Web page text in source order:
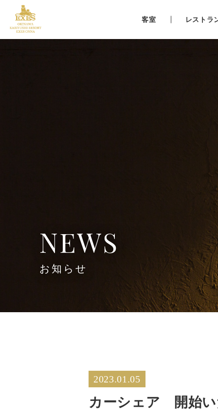
客室 レストラ
NEWS
お知らせ
2023.01.05
カーシェア 開始い